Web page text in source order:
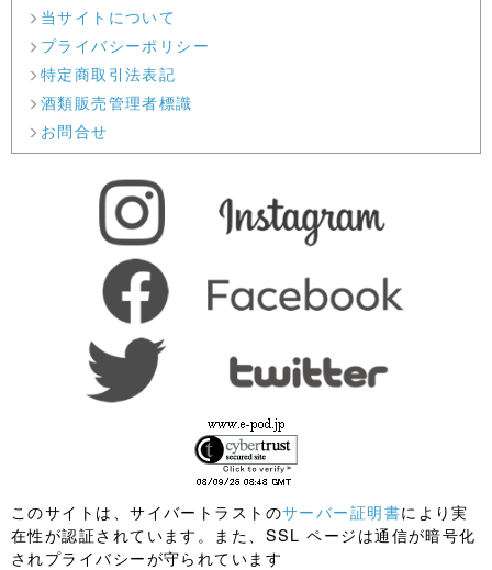
当サイトについて
プライバシーポリシー
特定商取引法表記
酒類販売管理者標識
お問合せ
このサイトは、サイバートラストのサーバー証明書により実
在性が認証されています。また、SSL ページは通信が暗号化
されプライバシーが守られています